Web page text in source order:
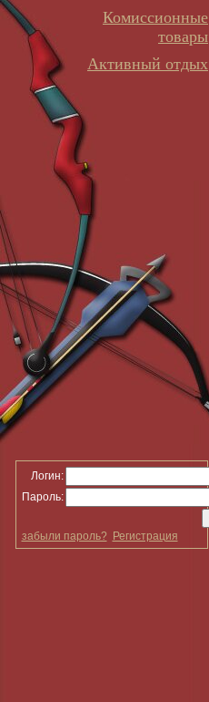
Комиссионные
товары
Активный отдых
Логин:
Пароль:
забыли пароль? Регистрация